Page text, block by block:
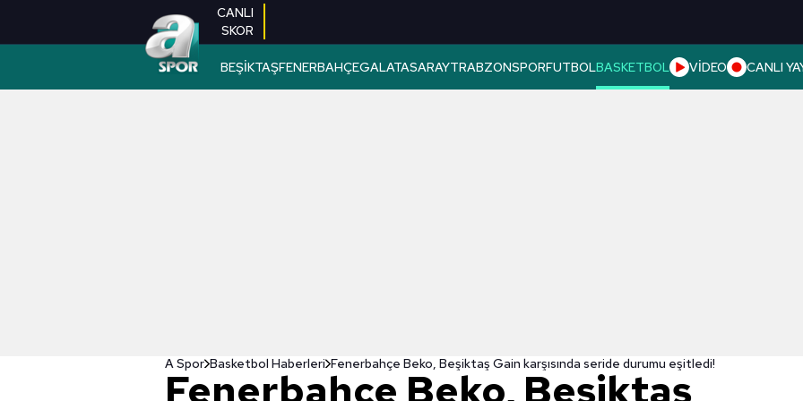
CANLI
SKOR
BEŞİKTAŞFENERBAHÇEGALATASARAYTRABZONSPORFUTBOLBASKETBOL VİDEO CANLI
A Spor Basketbol Haberleri Fenerbahçe Beko, Beşiktaş Gain karşısında seride durumu eşitledi!
Fenerbahçe Beko, Beşiktaş